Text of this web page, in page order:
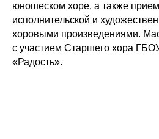
юношеском хоре, а также
исполнительской и
хоровыми произведениями.
с участием Старшего хора
«Радость».